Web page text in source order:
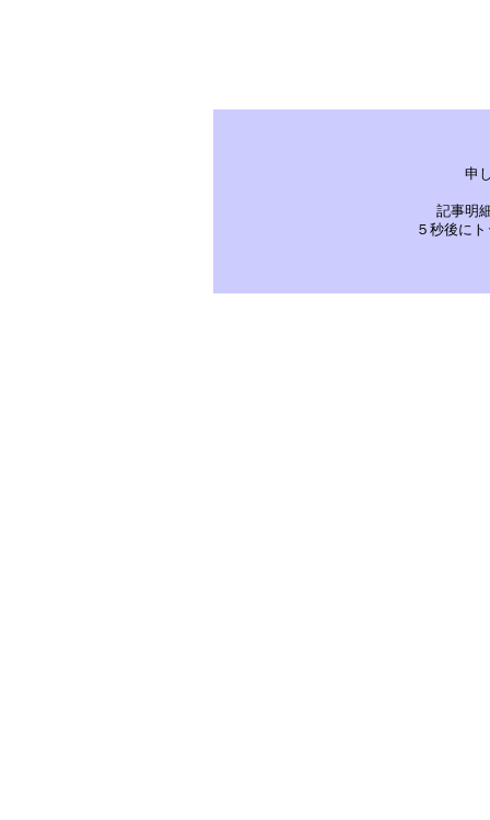
申
記事明
５秒後に